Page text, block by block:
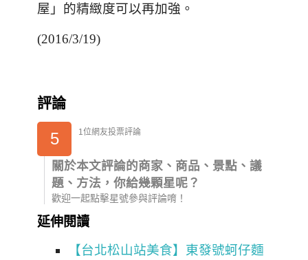
屋」的精緻度可以再加強。
(2016/3/19)
評論
5 1位網友投票評論
關於本文評論的商家、商品、景點、議
題、方法，你給幾顆星呢？
歡迎一起點擊星號參與評論唷！
延伸閱讀
【台北松山站美食】東發號蚵仔麵